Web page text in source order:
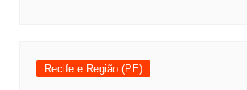
Recife e Região (PE)